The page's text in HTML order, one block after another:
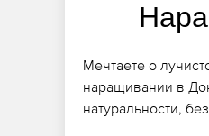
Мечтаете о
наращивании в
натуральности,